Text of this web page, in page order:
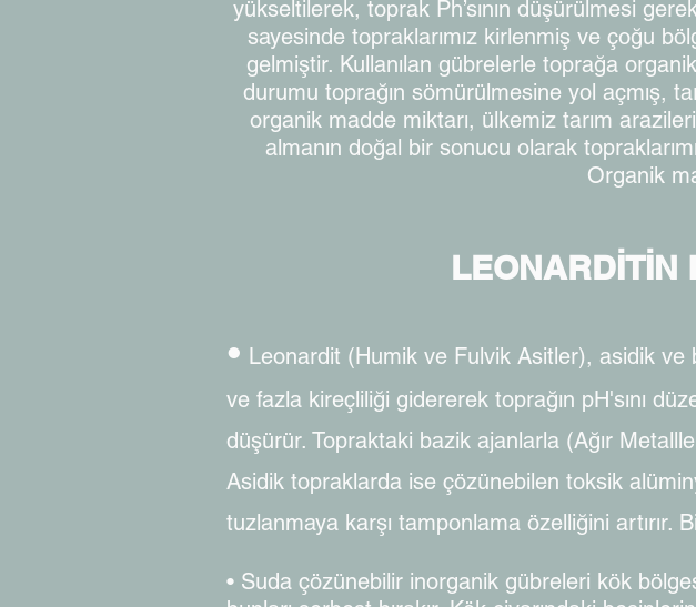
yükseltilerek, toprak Ph’sının düşürülmesi
sayesinde topraklarımız kirlenmiş ve çoğu
gelmiştir. Kullanılan gübrelerle toprağa
durumu toprağın sömürülmesine yol açmış,
organik madde miktarı, ülkemiz tarım
almanın doğal bir sonucu olarak
Organik
LEONARDİTİN
• Leonardit (Humik ve Fulvik Asitler), asidik ve
ve fazla kireçliliği gidererek toprağın pH'sını
düşürür. Topraktaki bazik ajanlarla (Ağır
Asidik topraklarda ise çözünebilen toksik
tuzlanmaya karşı tamponlama özelliğini
• Suda çözünebilir inorganik gübreleri kök